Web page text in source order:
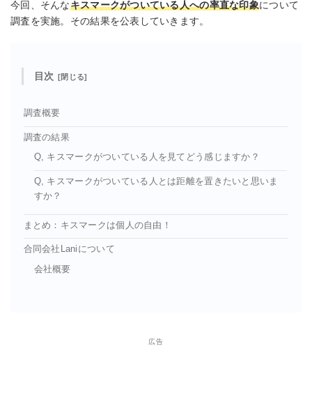
今回、そんなキスマークがついている人への率直な印象について
調査を実施。その結果を公表していきます。
目次
調査概要
調査の結果
Q, キスマークがついている人を見てどう感じますか？
Q, キスマークがついている人とは距離を置きたいと思いま
すか？
まとめ：キスマークは個人の自由！
合同会社Laniについて
会社概要
広告